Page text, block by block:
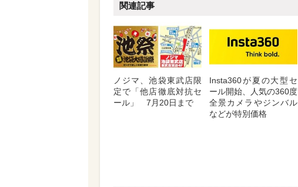
関連記事
ノジマ、池袋東武店限
定で「他店徹底対抗セ
ール」 7月20日まで
Insta360が夏の大型セ
ール開始、人気の360度
全景カメラやジンバル
などが特別価格